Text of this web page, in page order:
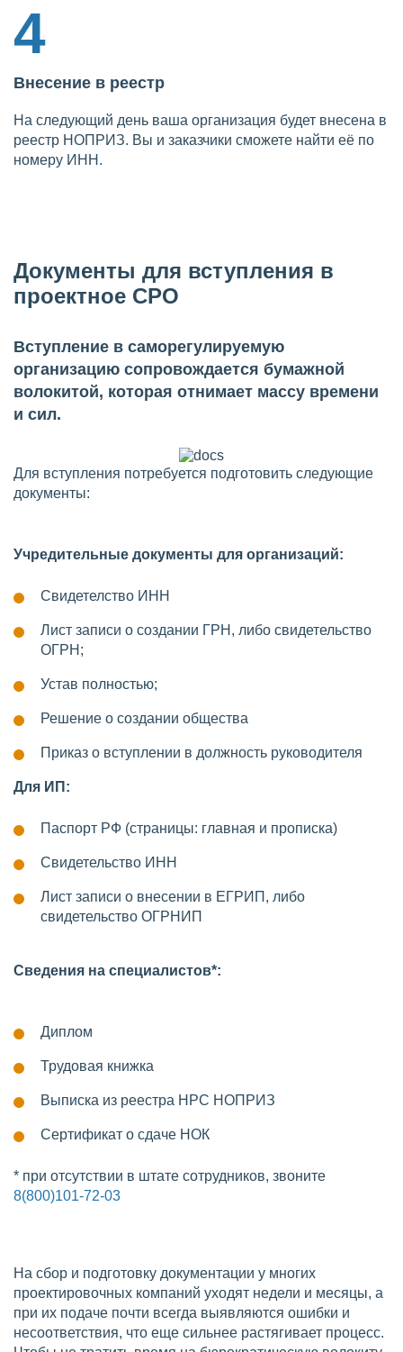
4
Внесение в реестр
На следующий день ваша организация будет внесена в
реестр НОПРИЗ. Вы и заказчики сможете найти её по
номеру ИНН.
Документы для вступления в
проектное СРО
Вступление в саморегулируемую
организацию сопровождается бумажной
волокитой, которая отнимает массу времени
и сил.
Для вступления потребуется подготовить следующие
документы:
Учредительные документы для организаций:
Свидетелство ИНН
Лист записи о создании ГРН, либо свидетельство
ОГРН;
Устав полностью;
Решение о создании общества
Приказ о вступлении в должность руководителя
Для ИП:
Паспорт РФ (страницы: главная и прописка)
Свидетельство ИНН
Лист записи о внесении в ЕГРИП, либо
свидетельство ОГРНИП
Сведения на специалистов*:
Диплом
Трудовая книжка
Выписка из реестра НРС НОПРИЗ
Сертификат о сдаче НОК
* при отсутствии в штате сотрудников, звоните
8(800)101-72-03
На сбор и подготовку документации у многих
проектировочных компаний уходят недели и месяцы, а
при их подаче почти всегда выявляются ошибки и
несоответствия, что еще сильнее растягивает процесс.